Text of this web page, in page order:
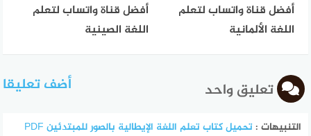
أفضل قناة واتساب لتعلم
اللغة الألمانية
أفضل قناة واتساب لتعلم
اللغة الصينية
تعليق واحد أضف تعليقا
التنبيهات :تحميل كتاب تعلم اللغة الإيطالية بالصور للمبتدئين PDF